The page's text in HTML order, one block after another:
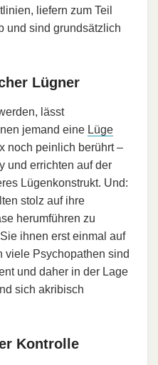
liefern zum Teil
und sind grundsätzlich
Lügner
lässt
jemand eine Lüge
noch peinlich berührt –
und errichten auf der
Lügenkonstrukt. Und:
stolz auf ihre
herumführen zu
ihnen erst einmal auf
viele Psychopathen sind
und daher in der Lage
sich akribisch
Kontrolle